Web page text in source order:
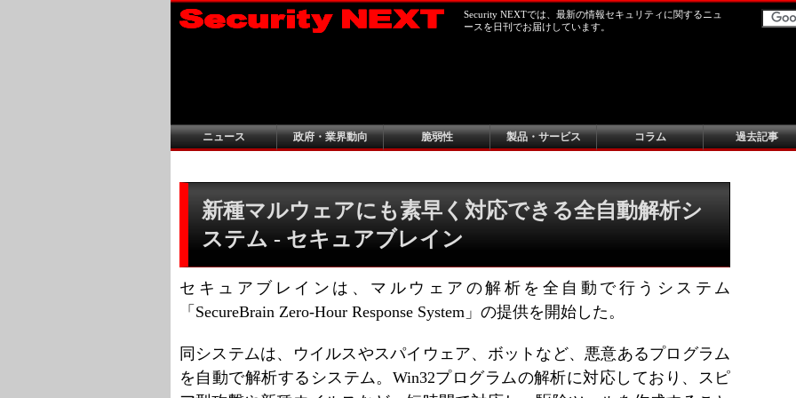
Security NEXTでは、最新の情報セキュリティに関するニュ
ースを日刊でお届けしています。
ニュース 政府・業界動向 脆弱性 製品・サービス コラム 過去記事
新種マルウェアにも素早く対応できる全自動解析シ
ステム - セキュアブレイン
セキュアブレインは、マルウェアの解析を全自動で行うシステム
「SecureBrain Zero-Hour Response System」の提供を開始した。
同システムは、ウイルスやスパイウェア、ボットなど、悪意あるプログラム
を自動で解析するシステム。Win32プログラムの解析に対応しており、スピ